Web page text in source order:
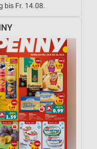
bis Fr. 14.08.